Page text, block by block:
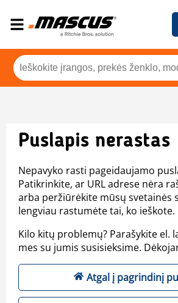
Puslapis nerastas
Nepavyko rasti pageidaujamo
Patikrinkite, ar URL adrese nėra
arba peržiūrėkite mūsų svetainės
lengviau rastumėte tai, ko ieškote.
Kilo kitų problemų? Parašykite el.
mes su jumis susisieksime.
Atgal į pagrindinį